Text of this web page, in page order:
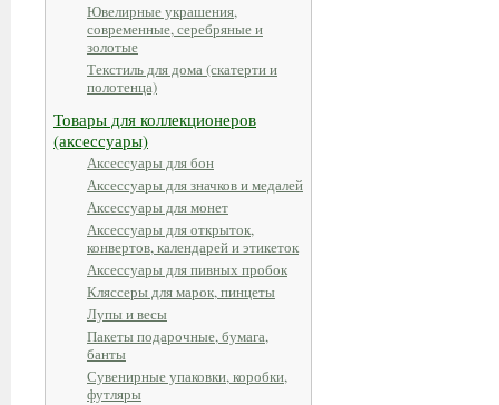
Ювелирные украшения,
современные, серебряные и
золотые
Текстиль для дома (скатерти и
полотенца)
Товары для коллекционеров
(аксессуары)
Аксессуары для бон
Аксессуары для значков и медалей
Аксессуары для монет
Аксессуары для открыток,
конвертов, календарей и этикеток
Аксессуары для пивных пробок
Кляссеры для марок, пинцеты
Лупы и весы
Пакеты подарочные, бумага,
банты
Сувенирные упаковки, коробки,
футляры